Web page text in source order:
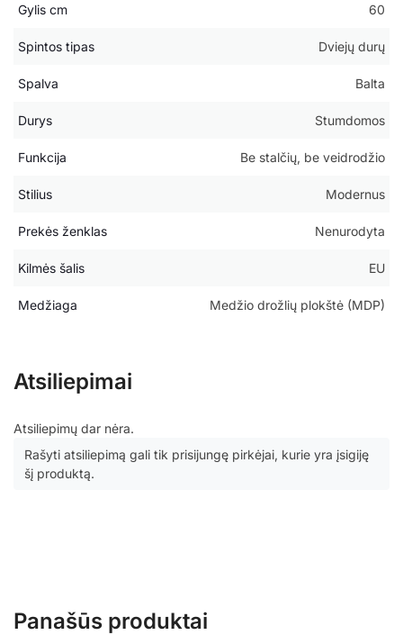
Gylis cm 60
Spintos tipas Dviejų durų
Spalva Balta
Durys Stumdomos
Funkcija Be stalčių, be veidrodžio
Stilius Modernus
Prekės ženklas Nenurodyta
Kilmės šalis EU
Medžiaga Medžio drožlių plokštė (MDP)
Atsiliepimai
Atsiliepimų dar nėra.
Rašyti atsiliepimą gali tik prisijungę pirkėjai, kurie yra įsigiję
šį produktą.
Panašūs produktai